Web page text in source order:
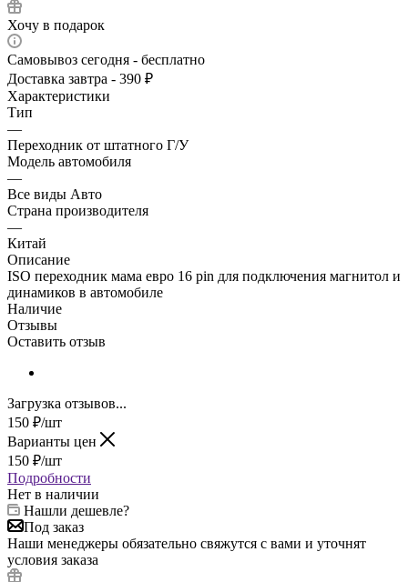
Хочу в подарок
Самовывоз сегодня - бесплатно
Доставка завтра - 390 ₽
Характеристики
Тип
—
Переходник от штатного Г/У
Модель автомобиля
—
Все виды Авто
Страна производителя
—
Китай
Описание
ISO переходник мама евро 16 pin для подключения магнитол и
динамиков в автомобиле
Наличие
Отзывы
Оставить отзыв
Загрузка отзывов...
150 ₽/шт
Варианты цен
150 ₽/шт
Подробности
Нет в наличии
Нашли дешевле?
Под заказ
Наши менеджеры обязательно свяжутся с вами и уточнят
условия заказа